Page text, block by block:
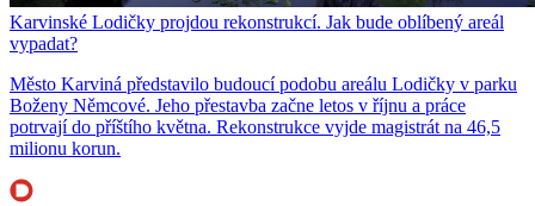
Karvinské Lodičky projdou rekonstrukcí. Jak bude oblíbený areál
vypadat?
Město Karviná představilo budoucí podobu areálu Lodičky v parku
Boženy Němcové. Jeho přestavba začne letos v říjnu a práce
potrvají do příštího května. Rekonstrukce vyjde magistrát na 46,5
milionu korun.